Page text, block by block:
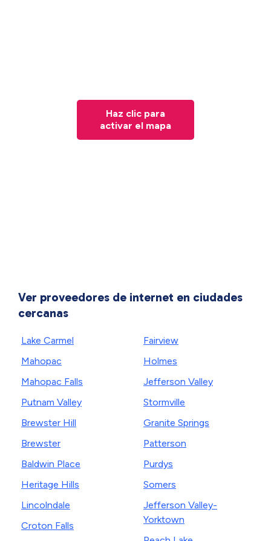
Haz clic para
activar el mapa
Ver proveedores de internet en ciudades
cercanas
Lake Carmel
Mahopac
Mahopac Falls
Putnam Valley
Brewster Hill
Brewster
Baldwin Place
Heritage Hills
Lincolndale
Croton Falls
Fairview
Holmes
Jefferson Valley
Stormville
Granite Springs
Patterson
Purdys
Somers
Jefferson Valley-
Yorktown